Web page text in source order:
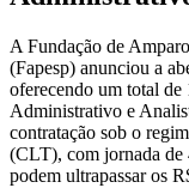
A Fundação de
(Fapesp) anunciou a
oferecendo um total de
Administrativo e
contratação sob o
(CLT), com jornada de
podem ultrapassar os